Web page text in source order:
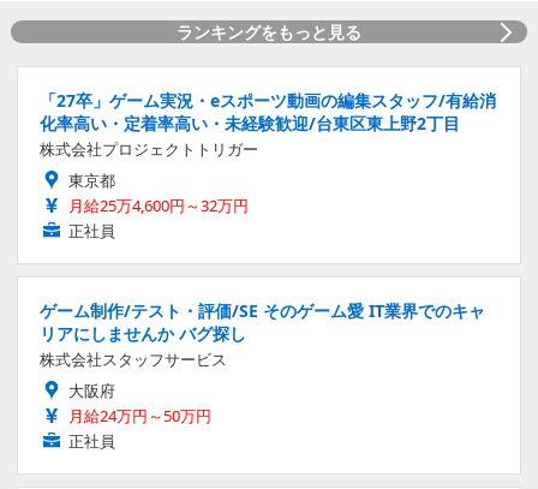
ランキングをもっと見る
「27卒」ゲーム実況・eスポーツ動画の編集スタッフ/有給消
化率高い・定着率高い・未経験歓迎/台東区東上野2丁目
株式会社プロジェクトトリガー
東京都
月給25万4,600円～32万円
正社員
ゲーム制作/テスト・評価/SE そのゲーム愛 IT業界でのキャ
リアにしませんか バグ探し
株式会社スタッフサービス
大阪府
月給24万円～50万円
正社員